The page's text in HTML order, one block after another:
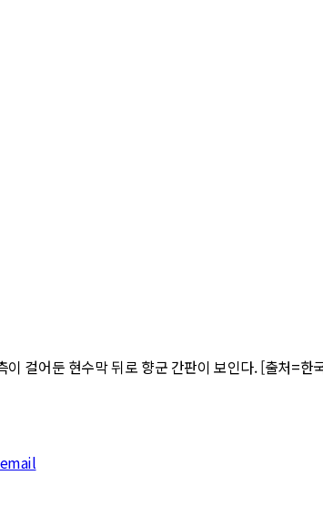
걸어둔 현수막 뒤로 향군 간판이 보인다. [출처=한